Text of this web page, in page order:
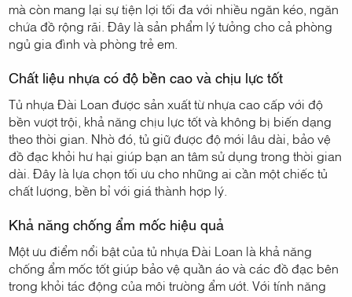
mà còn mang lại sự tiện lợi tối đa với nhiều ngăn kéo, ngăn
chứa đồ rộng rãi. Đây là sản phẩm lý tưởng cho cả phòng
ngủ gia đình và phòng trẻ em.
Chất liệu nhựa có độ bền cao và chịu lực tốt
Tủ nhựa Đài Loan được sản xuất từ nhựa cao cấp với độ
bền vượt trội, khả năng chịu lực tốt và không bị biến dạng
theo thời gian. Nhờ đó, tủ giữ được độ mới lâu dài, bảo vệ
đồ đạc khỏi hư hại giúp bạn an tâm sử dụng trong thời gian
dài. Đây là lựa chọn tối ưu cho những ai cần một chiếc tủ
chất lượng, bền bỉ với giá thành hợp lý.
Khả năng chống ẩm mốc hiệu quả
Một ưu điểm nổi bật của tủ nhựa Đài Loan là khả năng
chống ẩm mốc tốt giúp bảo vệ quần áo và các đồ đạc bên
trong khỏi tác động của môi trường ẩm ướt. Với tính năng